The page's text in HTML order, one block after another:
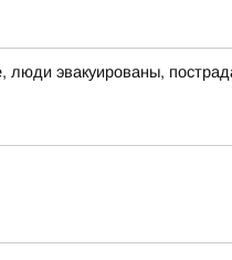
люди эвакуированы,